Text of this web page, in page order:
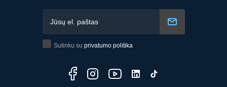
Sutinku su privatumo politika